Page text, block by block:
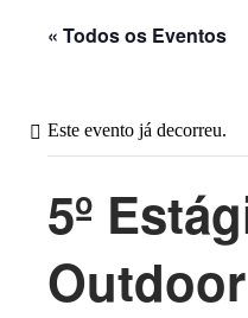
« Todos os Eventos
Este evento já decorreu.
5º